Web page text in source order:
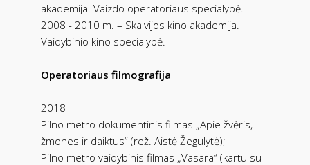
akademija. Vaizdo operatoriaus specialybė.
2008 - 2010 m. – Skalvijos kino akademija.
Vaidybinio kino specialybė.
Operatoriaus filmografija
2018
Pilno metro dokumentinis filmas „Apie žvėris,
žmones ir daiktus“ (rež. Aistė Žegulytė);
Pilno metro vaidybinis filmas „Vasara“ (kartu su